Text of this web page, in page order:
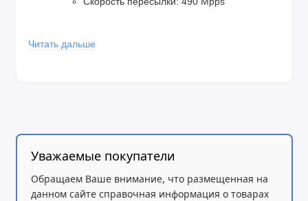
Размеры:442 × 420 × 43 мм
Дополнительно:
IGMP Snooping
Читать дальше
Уважаемые покупатели
Обращаем Ваше внимание, что размещенная на
данном сайте справочная информация о товарах